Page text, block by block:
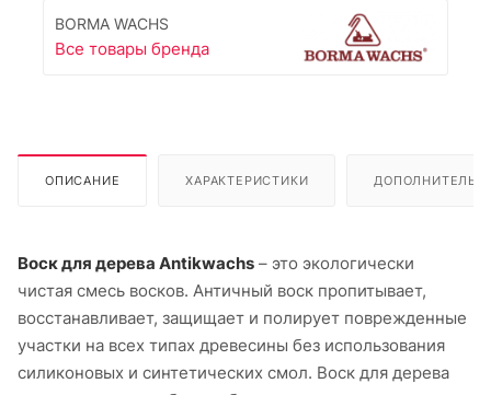
BORMA WACHS
Все товары бренда
ОПИСАНИЕ ХАРАКТЕРИСТИКИ
Воск для дерева Antikwachs – это экологически
чистая смесь восков. Античный воск пропитывает,
восстанавливает, защищает и полирует поврежденные
участки на всех типах древесины без использования
силиконовых и синтетических смол. Воск для дерева